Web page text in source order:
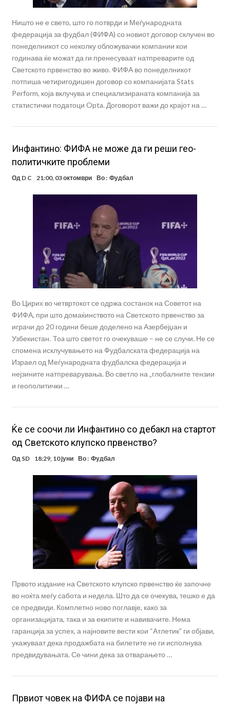
Ништо не е свето, што го потврди и Меѓународната
федерација за фудбал (ФИФА) со новиот договор склучен во
понеделникот со неколку обложувачки компании кои
годинава ќе можат да ги пренесуваат натпреварите од
Светското првенство во живо. ФИФА во понеделникот
потпиша четиригодишен договор со компанијата Stats
Perform, која вклучува и специализираната компанија за
статистички податоци Opta. Договорот важи до крајот на …
Инфантино: ФИФА не може да ги реши гео-
политичките проблеми
Од D C 21:00, 03 октомври Во : Фудбал
Во Цирих во четвртокот се одржа состанок на Советот на
ФИФА, при што домаќинството на Светското првенство за
играчи до 20 години беше доделено на Азербејџан и
Узбекистан. Toa што светот го очекуваше – не се случи. Не се
спомена исклучувањето на Фудбалската федерација на
Израел од Меѓународната фудбалска федерација и
нејзините натпреварувања. Во светло на „глобалните тензии
и геополитички …
Ќе се соочи ли Инфантино со дебакл на стартот
од Светското клупско првенство?
Од SD 18:29, 10 јуни Во : Фудбал
Првото издание на Светското клупско првенство ќе започне
во ноќта меѓу сабота и недела. Што да се очекува, тешко е да
се предвиди. Комплетно ново поглавје, како за
организацијата, така и за екипите и навивачите. Нема
гаранција за успех, а најновите вести кои “Атлетик” ги објави,
укажуваат дека продажбата на билетите не ги исполнува
предвидувањата. Се чини дека за отварањето …
Првиот човек на ФИФА се појави на